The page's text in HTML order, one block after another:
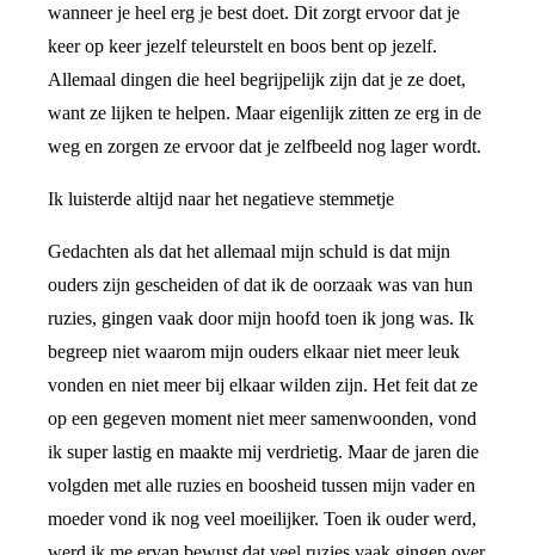
wanneer je heel erg je best doet. Dit zorgt ervoor dat je
keer op keer jezelf teleurstelt en boos bent op jezelf.
Allemaal dingen die heel begrijpelijk zijn dat je ze doet,
want ze lijken te helpen. Maar eigenlijk zitten ze erg in de
weg en zorgen ze ervoor dat je zelfbeeld nog lager wordt.
Ik luisterde altijd naar het negatieve stemmetje
Gedachten als dat het allemaal mijn schuld is dat mijn
ouders zijn gescheiden of dat ik de oorzaak was van hun
ruzies, gingen vaak door mijn hoofd toen ik jong was. Ik
begreep niet waarom mijn ouders elkaar niet meer leuk
vonden en niet meer bij elkaar wilden zijn. Het feit dat ze
op een gegeven moment niet meer samenwoonden, vond
ik super lastig en maakte mij verdrietig. Maar de jaren die
volgden met alle ruzies en boosheid tussen mijn vader en
moeder vond ik nog veel moeilijker. Toen ik ouder werd,